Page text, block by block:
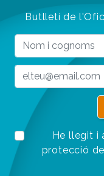
Butlletí de
He llegit i
protecció